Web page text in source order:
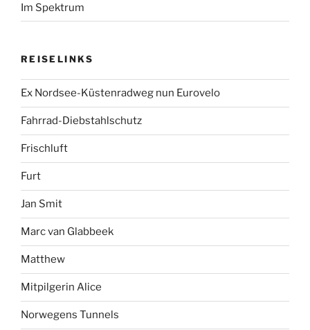
Im Spektrum
REISELINKS
Ex Nordsee-Küstenradweg nun Eurovelo
Fahrrad-Diebstahlschutz
Frischluft
Furt
Jan Smit
Marc van Glabbeek
Matthew
Mitpilgerin Alice
Norwegens Tunnels